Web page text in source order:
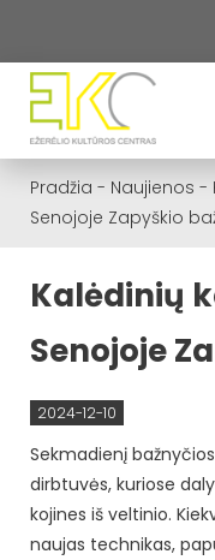
Pradžia - Naujienos -
Senojoje Zapyškio
Kalėdinių
Senojoje
2024-12-10
Sekmadienį
dirbtuvės, kuriose
kojines iš veltinio.
naujas technikas,